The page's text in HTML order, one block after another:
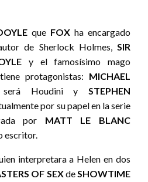
que FOX ha encargado
de Sherlock Holmes, SIR
y el famosísimo mago
protagonistas: MICHAEL
será Houdini y STEPHEN
por su papel en la serie
por MATT LE BLANC
escritor.
interpretara a Helen en dos
OF SEXdeSHOWTIME